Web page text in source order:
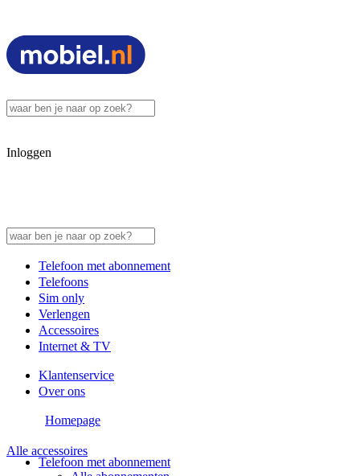
Inloggen
Telefoon met abonnement
Telefoons
Sim only
Verlengen
Accessoires
Internet & TV
Klantenservice
Over ons
Telefoon met abonnement
Homepage
Alle accessoires